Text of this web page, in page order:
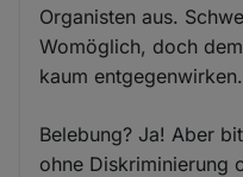
Organisten aus.
Womöglich, doch
kaum entgegenwirken.
Belebung? Ja! Aber
ohne Diskriminierung